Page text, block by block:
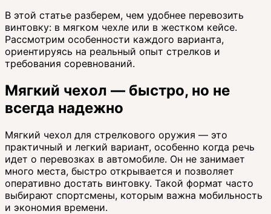
В этой статье разберем, чем удобнее перевозить
винтовку: в мягком чехле или в жестком кейсе.
Рассмотрим особенности каждого варианта,
ориентируясь на реальный опыт стрелков и
требования соревнований.
Мягкий чехол — быстро, но не
всегда надежно
Мягкий чехол для стрелкового оружия — это
практичный и легкий вариант, особенно когда речь
идет о перевозках в автомобиле. Он не занимает
много места, быстро открывается и позволяет
оперативно достать винтовку. Такой формат часто
выбирают спортсмены, которым важна мобильность
и экономия времени.